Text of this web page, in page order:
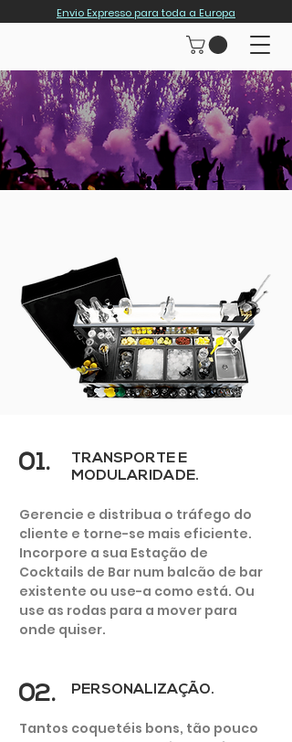
Envio Expresso para toda a Europa
CLUBE e
DISCOTECA
01.
TRANSPORTE E
MODULARIDADE.
Gerencie e distribua o tráfego do
cliente e torne-se mais eficiente.
Incorpore a sua Estação de
Cocktails de Bar num balcão de bar
existente ou use-a como está. Ou
use as rodas para a mover para
onde quiser.
02. PERSONALIZAÇÃO.
Tantos coquetéis bons, tão pouco